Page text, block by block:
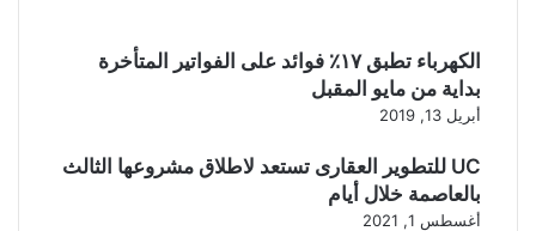
الكهرباء تطبق ١٧٪ فوائد على الفواتير المتأخرة
بداية من مايو المقبل
أبريل 13, 2019
UC للتطوير العقارى تستعد لاطلاق مشروعها الثالث
بالعاصمة خلال أيام
أغسطس 1, 2021